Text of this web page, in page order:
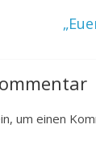
um einen